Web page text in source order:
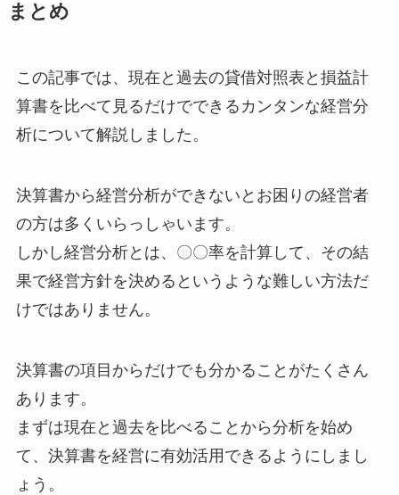
まとめ
この記事では、現在と過去の貸借対照表と損益計
算書を比べて見るだけでできるカンタンな経営分
析について解説しました。
決算書から経営分析ができないとお困りの経営者
の方は多くいらっしゃいます。
しかし経営分析とは、〇〇率を計算して、その結
果で経営方針を決めるというような難しい方法だ
けではありません。
決算書の項目からだけでも分かることがたくさん
あります。
まずは現在と過去を比べることから分析を始め
て、決算書を経営に有効活用できるようにしまし
ょう。